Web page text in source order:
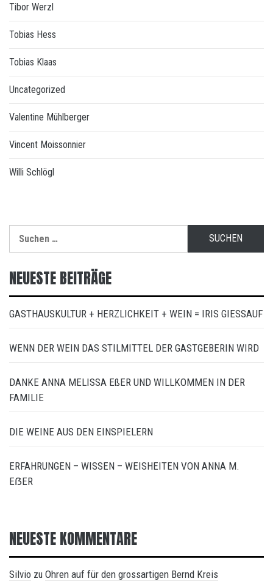
Tibor Werzl
Tobias Hess
Tobias Klaas
Uncategorized
Valentine Mühlberger
Vincent Moissonnier
Willi Schlögl
nach:
NEUESTE BEITRÄGE
GASTHAUSKULTUR + HERZLICHKEIT + WEIN = IRIS GIESSAUF
WENN DER WEIN DAS STILMITTEL DER GASTGEBERIN WIRD
DANKE ANNA MELISSA EßER UND WILLKOMMEN IN DER
FAMILIE
DIE WEINE AUS DEN EINSPIELERN
ERFAHRUNGEN – WISSEN – WEISHEITEN VON ANNA M.
EẞER
NEUESTE KOMMENTARE
Silvio zu Ohren auf für den grossartigen Bernd Kreis